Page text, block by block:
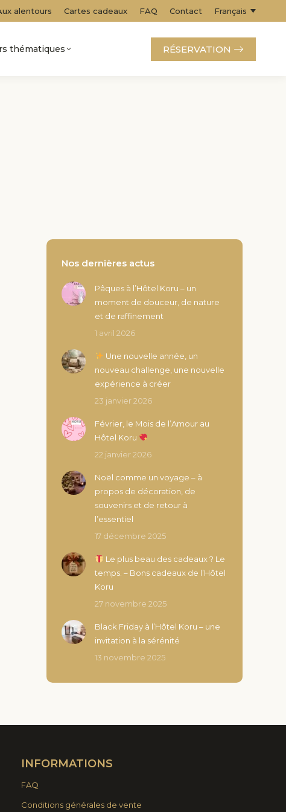
alentours Cartes cadeaux FAQ Contact Français
thématiques RÉSERVATION
Nos dernières actus
Pâques à l’Hôtel Koru – un
moment de douceur, de nature
et de raffinement
1 avril 2026
Une nouvelle année, un
nouveau challenge, une nouvelle
expérience à créer
23 janvier 2026
Février, le Mois de l’Amour au
Hôtel Koru
22 janvier 2026
Noël comme un voyage – à
propos de décoration, de
souvenirs et de retour à
l’essentiel
17 décembre 2025
Le plus beau des cadeaux ? Le
temps. – Bons cadeaux de l’Hôtel
Koru
27 novembre 2025
Black Friday à l’Hôtel Koru – une
invitation à la sérénité
13 novembre 2025
INFORMATIONS
FAQ
Conditions générales de vente